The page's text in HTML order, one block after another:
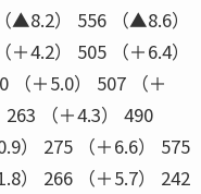
▲8.2） 556 （▲8.6）
4.2） 505 （＋6.4）
（＋5.0） 507 （＋
（＋4.3） 490
） 275 （＋6.6） 575
） 266 （＋5.7） 242